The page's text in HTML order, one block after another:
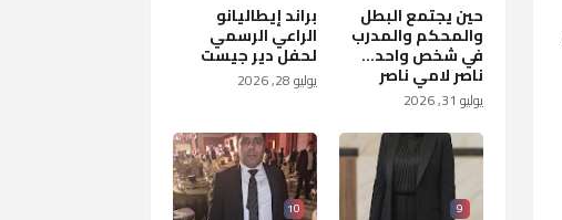
حين يجتمع البطل
والمحكم والمدرب
في شخص واحد...
ناصر لامي ناصر
يوليو 31, 2026
براند إيطاليانو
الراعي الرسمي
لحفل دير جيست
يوليو 28, 2026
9
10